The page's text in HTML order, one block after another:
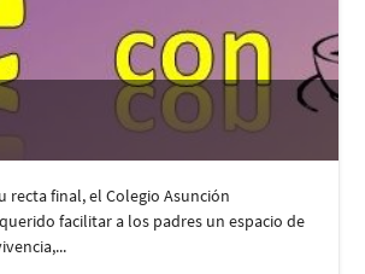
recta final, el Colegio Asunción
facilitar a los padres un espacio de